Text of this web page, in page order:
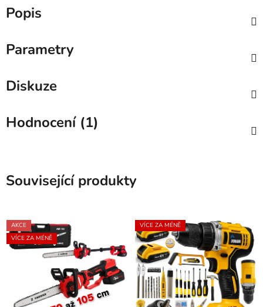
Popis
Parametry
Diskuze
Hodnocení (1)
Související produkty
AKCE
VÍCE ZA MÉNĚ
VÍCE ZA MÉNĚ